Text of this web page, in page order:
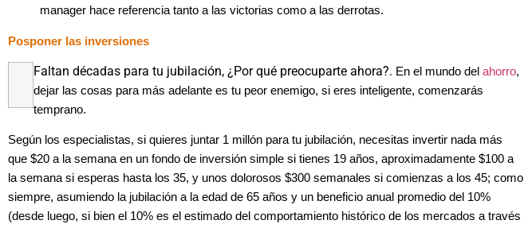
manager hace referencia tanto a las victorias como a las derrotas.
Posponer las inversiones
Faltan décadas para tu jubilación, ¿Por qué preocuparte ahora?. En el mundo del ahorro,
dejar las cosas para más adelante es tu peor enemigo, si eres inteligente, comenzarás
temprano.
Según los especialistas, si quieres juntar 1 millón para tu jubilación, necesitas invertir nada más
que $20 a la semana en un fondo de inversión simple si tienes 19 años, aproximadamente $100 a
la semana si esperas hasta los 35, y unos dolorosos $300 semanales si comienzas a los 45; como
siempre, asumiendo la jubilación a la edad de 65 años y un beneficio anual promedio del 10%
(desde luego, si bien el 10% es el estimado del comportamiento histórico de los mercados a través